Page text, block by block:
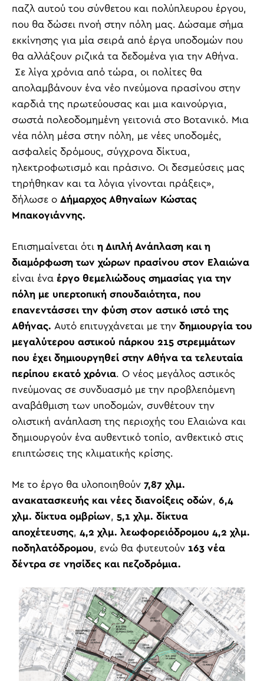
παζλ αυτού του σύνθετου και πολύπλευρου έργου,
που θα δώσει πνοή στην πόλη μας. Δώσαμε σήμα
εκκίνησης για μία σειρά από έργα υποδομών που
θα αλλάξουν ριζικά τα δεδομένα για την Αθήνα.
Σε λίγα χρόνια από τώρα, οι πολίτες θα
απολαμβάνουν ένα νέο πνεύμονα πρασίνου στην
καρδιά της πρωτεύουσας και μια καινούργια,
σωστά πολεοδομημένη γειτονιά στο Βοτανικό. Μια
νέα πόλη μέσα στην πόλη, με νέες υποδομές,
ασφαλείς δρόμους, σύγχρονα δίκτυα,
ηλεκτροφωτισμό και πράσινο. Οι δεσμεύσεις μας
τηρήθηκαν και τα λόγια γίνονται πράξεις»,
δήλωσε ο Δήμαρχος Αθηναίων Κώστας
Μπακογιάννης.
Επισημαίνεται ότι η Διπλή Ανάπλαση και η
διαμόρφωση των χώρων πρασίνου στον Ελαιώνα
είναι ένα έργο θεμελιώδους σημασίας για την
πόλη με υπερτοπική σπουδαιότητα, που
επανεντάσσει την φύση στον αστικό ιστό της
Αθήνας. Αυτό επιτυγχάνεται με την δημιουργία του
μεγαλύτερου αστικού πάρκου 215 στρεμμάτων
που έχει δημιουργηθεί στην Αθήνα τα τελευταία
περίπου εκατό χρόνια. Ο νέος μεγάλος αστικός
πνεύμονας σε συνδυασμό με την προβλεπόμενη
αναβάθμιση των υποδομών, συνθέτουν την
ολιστική ανάπλαση της περιοχής του Ελαιώνα και
δημιουργούν ένα αυθεντικό τοπίο, ανθεκτικό στις
επιπτώσεις της κλιματικής κρίσης.
Με το έργο θα υλοποιηθούν 7,87 χλμ.
ανακατασκευής και νέες διανοίξεις οδών, 6,4
χλμ. δίκτυα ομβρίων, 5,1 χλμ. δίκτυα
αποχέτευσης, 4,2 χλμ. λεωφορειόδρομου 4,2 χλμ.
ποδηλατόδρομου, ενώ θα φυτευτούν 163 νέα
δέντρα σε νησίδες και πεζοδρόμια.